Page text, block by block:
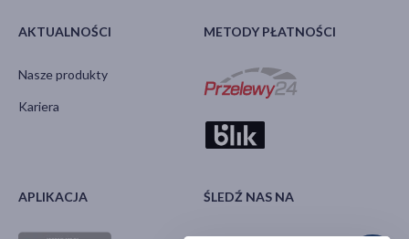
AKTUALNOŚCI
Nasze produkty
Kariera
METODY PŁATNOŚCI
APLIKACJA ŚLEDŹ NAS NA